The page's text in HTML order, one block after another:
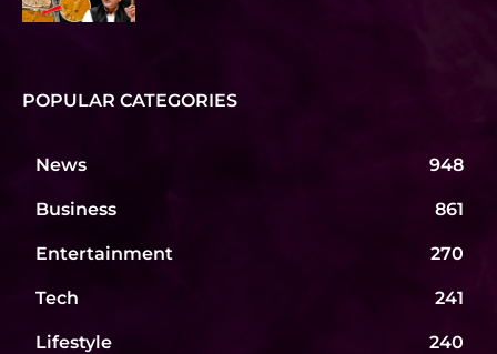
POPULAR CATEGORIES
News 948
Business 861
Entertainment 270
Tech 241
Lifestyle 240